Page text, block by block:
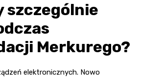
szczególnie
Merkurego?
elektronicznych. Nowo